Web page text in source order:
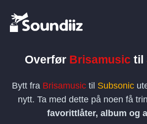
Overfør Brisamusic til
Bytt fra Brisamusictil Subsonic
nytt. Ta med dette på noen få
favorittlåter, album og